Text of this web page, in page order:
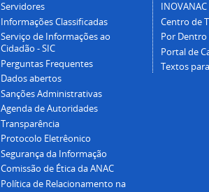
Servidores
Informações Classificadas
Serviço de Informações ao
Cidadão - SIC
Perguntas Frequentes
Dados abertos
Sanções Administrativas
Agenda de Autoridades
Transparência
Protocolo Eletrêonico
Segurança da Informação
Comissão de Ética da ANAC
Política de Relacionamento na
INOVANAC
Centro de
Por Dentro
Portal de
Textos